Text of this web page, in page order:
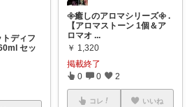
ディフ
セッ
𖧷癒しのアロマシリーズ𖧷 .
【アロマストーン 1個＆ア
ロマオ ...
￥ 1,320
掲載終了
0 0 2
コレ いいね